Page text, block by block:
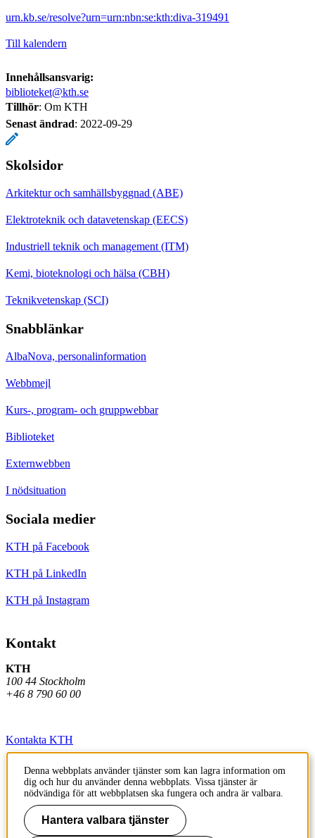
urn.kb.se/resolve?urn=urn:nbn:se:kth:diva-319491
Till kalendern
Innehållsansvarig:
biblioteket@kth.se
Tillhör: Om KTH
Senast ändrad: 2022-09-29
Skolsidor
Arkitektur och samhällsbyggnad (ABE)
Elektroteknik och datavetenskap (EECS)
Industriell teknik och management (ITM)
Kemi, bioteknologi och hälsa (CBH)
Teknikvetenskap (SCI)
Snabblänkar
AlbaNova, personalinformation
Webbmejl
Kurs-, program- och gruppwebbar
Biblioteket
Externwebben
I nödsituation
Sociala medier
KTH på Facebook
KTH på LinkedIn
KTH på Instagram
Kontakt
KTH
100 44 Stockholm
+46 8 790 60 00
Kontakta KTH
Jobba på KTH
Press och media
Faktura och betalning KTH
Denna webbplats använder tjänster som kan lagra information om
dig och hur du använder denna webbplats. Vissa tjänster är
nödvändiga för att webbplatsen ska fungera och andra är valbara.
Hantera valbara tjänster